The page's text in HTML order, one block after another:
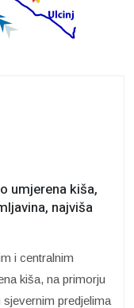
umjerena kiša,
najviša
i centralnim
kiša, na primorju
predjelima